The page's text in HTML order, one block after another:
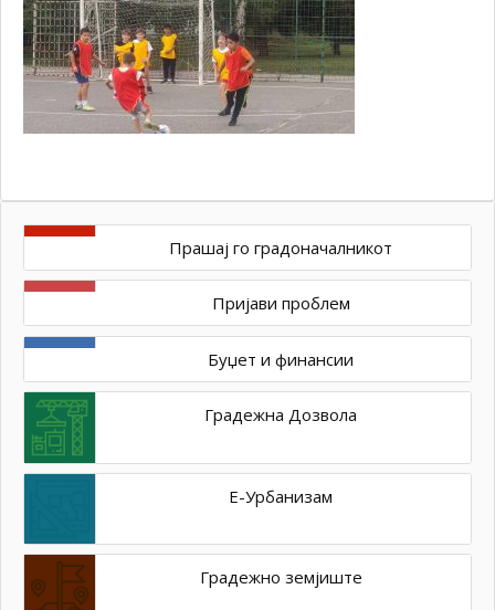
Прашај го градоначалникот
Пријави проблем
Буџет и финансии
Градежна Дозвола
Е-Урбанизам
Градежно земјиште